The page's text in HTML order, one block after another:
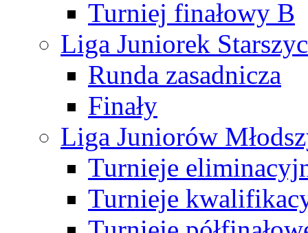
Turniej finałowy B
Liga Juniorek
Runda zasadnicza
Finały
Liga Juniorów
Turnieje
Turnieje